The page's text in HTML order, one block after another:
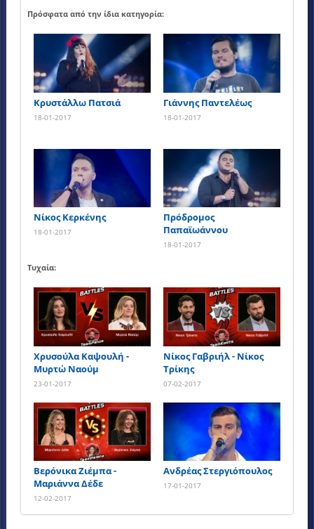
Πρόσφατα από την ίδια κατηγορία:
Κρυστάλλω Πατσιά
18-01-2017
Γιάννης Παντελέως
18-01-2017
Νίκος Κερκένης
18-01-2017
Πρόδρομος
Παπαϊωάννου
18-01-2017
Τυχαία:
Χρυσούλα Καψουλή -
Μυρτώ Ναούμ
23-01-2017
Νίκος Γαβριήλ - Νίκος
Τρίκης
07-02-2017
Βερόνικα Ζιέμπα -
Μαριάννα Δέδε
12-02-2017
Ανδρέας Στεργιόπουλος
17-01-2017